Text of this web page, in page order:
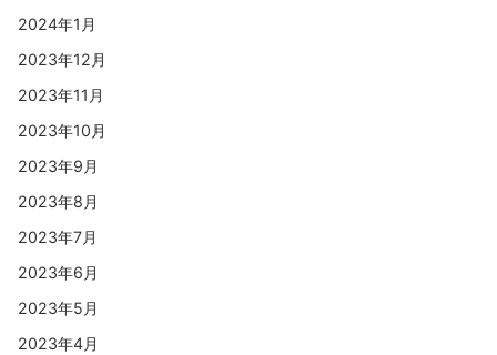
2024年1月
2023年12月
2023年11月
2023年10月
2023年9月
2023年8月
2023年7月
2023年6月
2023年5月
2023年4月